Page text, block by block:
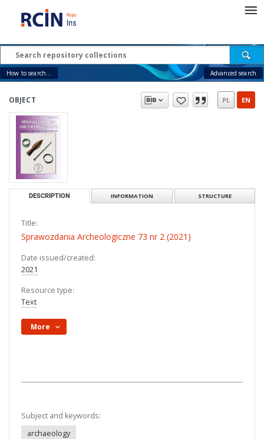
How to search... Advanced search
OBJECT PL EN
DESCRIPTION INFORMATION STRUCTURE
Title:
Sprawozdania Archeologiczne 73 nr 2 (2021)
Date issued/created:
2021
Resource type:
Text
More
Subject and keywords:
archaeology